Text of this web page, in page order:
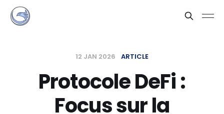
12 JAN 2026 ARTICLE
Protocole DeFi :
Focus sur la